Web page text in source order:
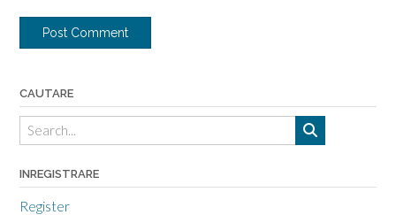
CAUTARE
INREGISTRARE
Register